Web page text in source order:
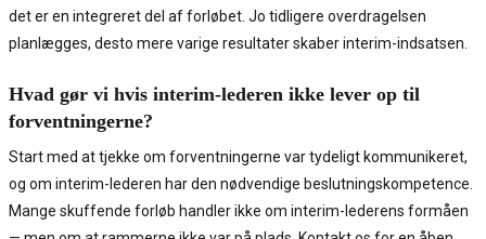
det er en integreret del af forløbet. Jo tidligere overdragelsen
planlægges, desto mere varige resultater skaber interim-indsatsen.
Hvad gør vi hvis interim-lederen ikke lever op til
forventningerne?
Start med at tjekke om forventningerne var tydeligt kommunikeret,
og om interim-lederen har den nødvendige beslutningskompetence.
Mange skuffende forløb handler ikke om interim-lederens formåen